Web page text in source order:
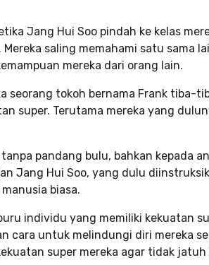
Jang Hui Soo pindah ke kelas
saling memahami satu sama
mereka dari orang lain.
seorang tokoh bernama Frank tiba-
super. Terutama mereka yang
pandang bulu, bahkan kepada
Jang Hui Soo, yang dulu
biasa.
individu yang memiliki kekuatan
cara untuk melindungi diri mereka
super mereka agar tidak